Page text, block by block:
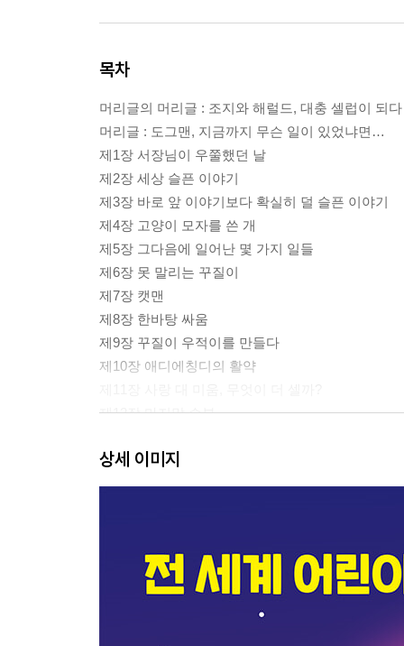
목차
머리글의 머리글 : 조지와 해럴드, 대충 셀럽이 되다
머리글 : 도그맨, 지금까지 무슨 일이 있었냐면…
제1장 서장님이 우쭐했던 날
제2장 세상 슬픈 이야기
제3장 바로 앞 이야기보다 확실히 덜 슬픈 이야기
제4장 고양이 모자를 쓴 개
제5장 그다음에 일어난 몇 가지 일들
제6장 못 말리는 꾸질이
제7장 캣맨
제8장 한바탕 싸움
제9장 꾸질이 우적이를 만들다
제10장 애디에칭디의 활약
제12장 마지막 승부
소곤소곤 조지와 해럴드의 꿀팁
똥손도 쉬운 캐릭터 그리기
상세 이미지